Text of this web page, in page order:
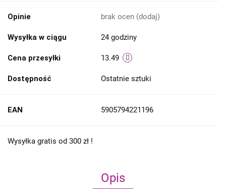
Opinie brak ocen (dodaj)
Wysyłka w ciągu 24 godziny
Cena przesyłki 13.49
Dostępność Ostatnie sztuki
EAN 5905794221196
Wysyłka gratis od 300 zł !
Opis